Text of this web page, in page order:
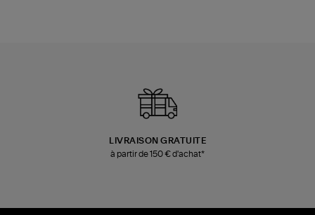
LIVRAISON GRATUITE
à partir de 150 € d'achat*